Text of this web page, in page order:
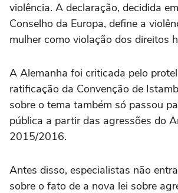
violência. A declaração, decidida
Conselho da Europa, define a
mulher como violação dos direitos
A Alemanha foi criticada pelo
ratificação da Convenção de
sobre o tema também só passou
pública a partir das agressões do
2015/2016.
Antes disso, especialistas não
sobre o fato de a nova lei sobre